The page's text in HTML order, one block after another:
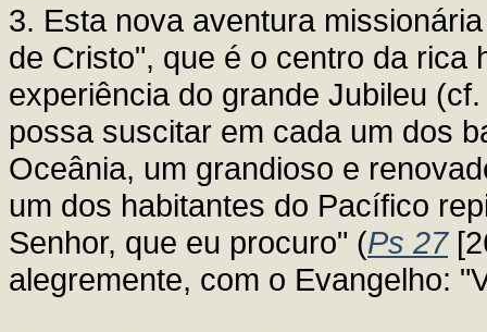
3. Esta nova aventura
de Cristo", que é o centro da rica
experiência do grande Jubileu
possa suscitar em cada um dos
Oceânia, um grandioso e
um dos habitantes do Pacífico
Senhor, que eu procuro" (Ps 27
alegremente, com o Evangelho: